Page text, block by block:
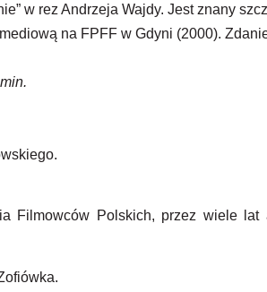
w rez Andrzeja Wajdy. Jest znany
na FPFF w Gdyni (2000).
Filmowców Polskich, przez wiele lat